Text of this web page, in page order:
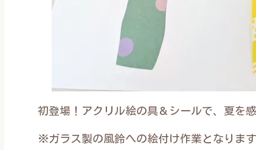
初登場！アクリル絵の具＆シールで、夏を
※ガラス製の風鈴への絵付け作業となりま